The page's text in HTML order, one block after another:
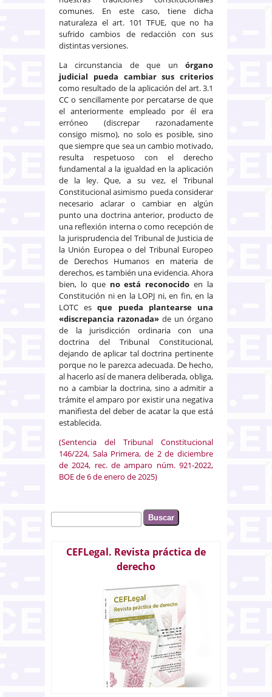
comunes. En este caso, tiene dicha
naturaleza el art. 101 TFUE, que no ha
sufrido cambios de redacción con sus
distintas versiones.
La circunstancia de que un órgano
judicial pueda cambiar sus criterios
como resultado de la aplicación del art. 3.1
CC o sencillamente por percatarse de que
el anteriormente empleado por él era
erróneo (discrepar razonadamente
consigo mismo), no solo es posible, sino
que siempre que sea un cambio motivado,
resulta respetuoso con el derecho
fundamental a la igualdad en la aplicación
de la ley. Que, a su vez, el Tribunal
Constitucional asimismo pueda considerar
necesario aclarar o cambiar en algún
punto una doctrina anterior, producto de
una reflexión interna o como recepción de
la jurisprudencia del Tribunal de Justicia de
la Unión Europea o del Tribunal Europeo
de Derechos Humanos en materia de
derechos, es también una evidencia. Ahora
bien, lo que no está reconocido en la
Constitución ni en la LOPJ ni, en fin, en la
LOTC esque pueda plantearse una
«discrepancia razonada» de un órgano
de la jurisdicción ordinaria con una
doctrina del Tribunal Constitucional,
dejando de aplicar tal doctrina pertinente
porque no le parezca adecuada. De hecho,
al hacerlo así de manera deliberada, obliga,
no a cambiar la doctrina, sino a admitir a
trámite el amparo por existir una negativa
manifiesta del deber de acatar la que está
establecida.
(Sentencia del Tribunal Constitucional
146/224, Sala Primera, de 2 de diciembre
de 2024, rec. de amparo núm. 921-2022,
BOE de 6 de enero de 2025)
Formulario de búsqueda
Buscar
CEFLegal. Revista práctica de
derecho